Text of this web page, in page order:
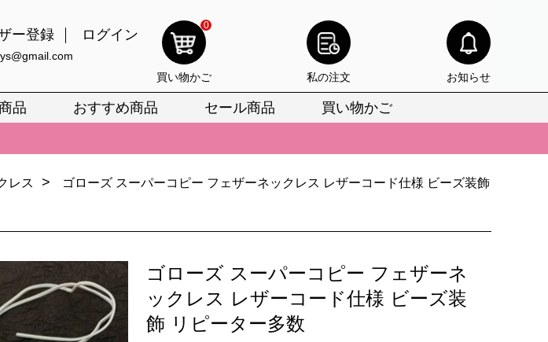
ー登録 ログイン
0
買い物かご 私の注文 お知らせ
品 おすすめ商品 セール商品 買い物かご
。最高品質の再現度を安心してお選びいただけます。
グ最新モデルが登場。上質な仕上がりをお見逃しなく。
。最高品質の再現度を安心してお選びいただけます。
グ最新モデルが登場。上質な仕上がりをお見逃しなく。
レス > ゴローズ スーパーコピー フェザーネックレス レザーコード仕様 ビーズ装飾
ゴローズ スーパーコピー フェザーネ
ックレス レザーコード仕様 ビーズ装
飾 リピーター多数